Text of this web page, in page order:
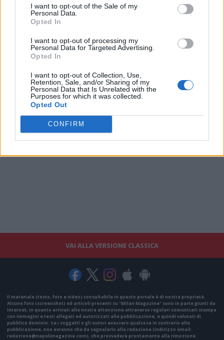
I want to opt-out of the Sale of my
Personal Data.
Opted In
I want to opt-out of processing my
Personal Data for Targeted Advertising.
Opted In
I want to opt-out of Collection, Use,
Retention, Sale, and/or Sharing of my
Personal Data that Is Unrelated with the
Purposes for which it was collected.
Opted Out
CONFIRM
VAI ALLA VERSIONE CLASSICA
Il materiale (testo, foto e video) consultabile in questo portale è di nostra proprietà.
Alcune foto (screenshot) ed articoli presenti su "Milan Magazine" sono in parte giunti da
internet, in quanto arrivati alla nostra attenzione attraverso regolari comunicati stampa
con immagini e testi allegati ed autorizzati alla pubblicazione, e quindi valutati di
pubblico dominio. Se i soggetti o gli autori avessero qualcosa in contrario alla
pubblicazione, non avranno che da segnalarlo alla redazione (indirizzo email:
redazione@napolimagazine.com), che provvederà prontamente alla rimozione.